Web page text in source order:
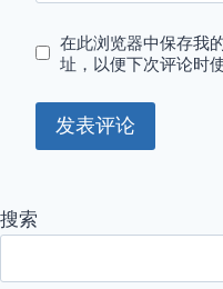
在此浏览器中保存我
址，以便下次评论时使
搜索